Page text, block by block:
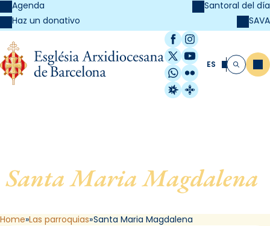
Agenda
Haz un donativo
Santoral del día
SAVA
Facebook
Instagram
X / Twitter
YouTube
WhatsApp
Flickr
Radio Estel
Catalunya
ES Buscar
Santa Maria Magdalena
de Barcelona
Home Las parroquias Santa Maria Magdalena